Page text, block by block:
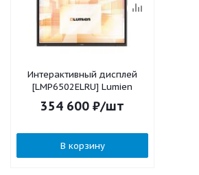
Интерактивный дисплей
[LMP6502ELRU] Lumien
354 600 ₽/шт
В корзину